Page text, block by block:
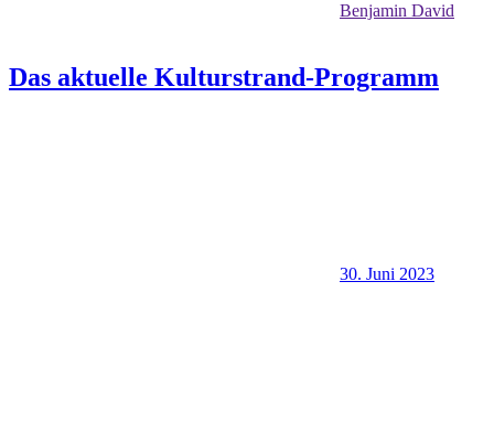
Benjamin David
Das aktuelle Kulturstrand-Programm
30. Juni 2023